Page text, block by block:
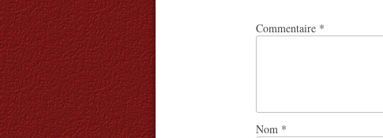
Commentaire *
Nom *